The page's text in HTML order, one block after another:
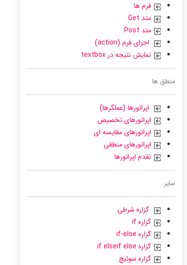
فرم ها
متد Get
متد Post
اجرای فرم (action)
نمایش نتیجه در textbox
منطق ها
اپراتورها (عملگرها)
اپراتورهای تخصیص
اپراتورهای مقایسه ای
اپراتورهای منطقی
تقدم اپراتورها
سایر
گزاره شرطی
گزاره if
گزاره if-else
گزاره if elseif else
گزاره سوئیچ